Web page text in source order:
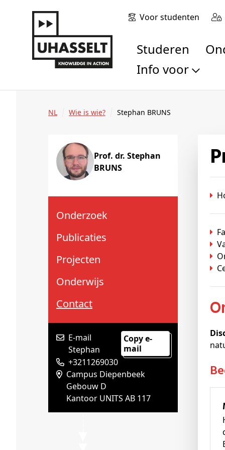
Voor studenten
Studeren
Info voor
Toekomstige
Studenten
Bedrijven en
Medewerkers
NL Wie is wie? Stephan BRUNS
Prof. dr. Stephan
BRUNS
Onderzoek
Publicaties
Projecten
Onderwijs
Contact
E-mail
Stephan
Copy e-
mail
+3211269030
Campus Diepenbeek
Gebouw D
Kantoor UNITS AB 117